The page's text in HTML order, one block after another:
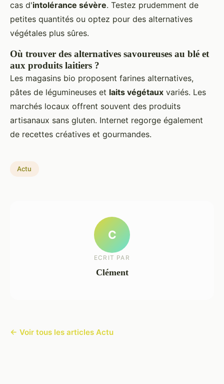
cas d'intolérance sévère. Testez prudemment de
petites quantités ou optez pour des alternatives
végétales plus sûres.
Où trouver des alternatives savoureuses au blé et
aux produits laitiers ?
Les magasins bio proposent farines alternatives,
pâtes de légumineuses et laits végétaux variés. Les
marchés locaux offrent souvent des produits
artisanaux sans gluten. Internet regorge également
de recettes créatives et gourmandes.
Actu
C
ECRIT PAR
Clément
← Voir tous les articles Actu